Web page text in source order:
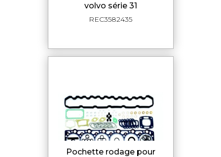
volvo série 31
REC3582435
pochette rodage pour